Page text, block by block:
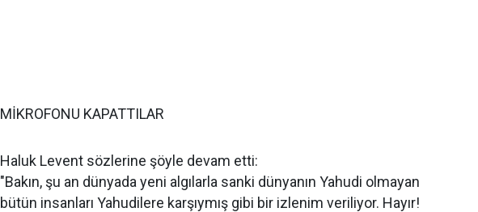
MİKROFONU KAPATTILAR
Haluk Levent sözlerine şöyle devam etti:
"Bakın, şu an dünyada yeni algılarla sanki dünyanın Yahudi olmayan
bütün insanları Yahudilere karşıymış gibi bir izlenim veriliyor. Hayır!